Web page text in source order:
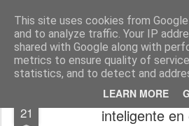
This site uses cookies from
and to analyze traffic. Your IP
shared with Google along with
metrics to ensure quality of
statistics, and to detect and
LEARN MORE
menos tecnología y más
Pages
21
Diez medidas para
inteligente